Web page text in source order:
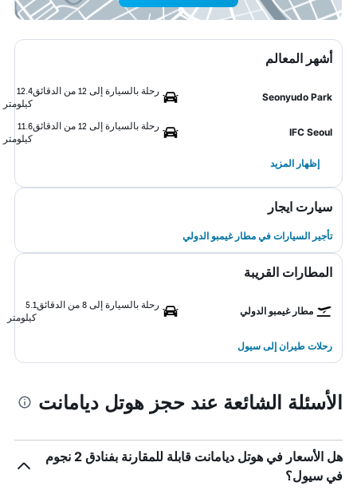
أشهر المعالم
Seonyudo Park
رحلة بالسيارة إلى 12 من الدقائق
12.4
كيلومتر
IFC Seoul
رحلة بالسيارة إلى 12 من الدقائق
11.6
كيلومتر
إظهار المزيد
سيارت ايجار
تأجير السيارات في مطار غيمبو الدولي
المطارات القريبة
مطار غيمبو الدولي
رحلة بالسيارة إلى 8 من الدقائق
5.1
كيلومتر
رحلات طيران إلى سيول
الأسئلة الشائعة عند حجز هوتل ديامانت
هل الأسعار في هوتل ديامانت قابلة للمقارنة بفنادق 2 نجوم
في سيول؟